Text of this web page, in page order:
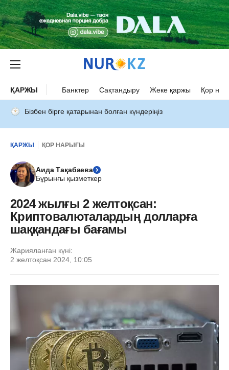
ҚАРЖЫ Банктер Сақтандыру Жеке қаржы Қор
Бізбен бірге қатарынан болған күндеріңіз
ҚАРЖЫ ҚОР НАРЫҒЫ
Аида Тақабаева
Бұрынғы қызметкер
2024 жылғы 2 желтоқсан:
Криптовалюталардың долларға
шаққандағы бағамы
Жарияланған күні:
2 желтоқсан 2024, 10:05